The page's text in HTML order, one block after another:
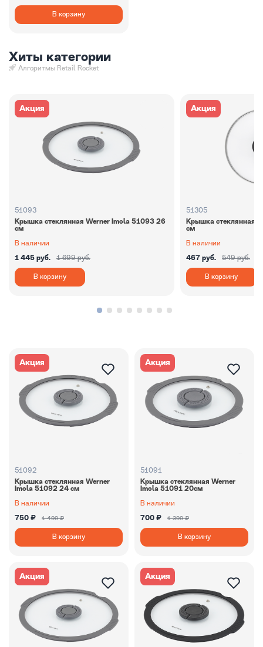
В корзину
Хиты категории
Алгоритмы Retail Rocket
Акция
51093
Крышка стеклянная Werner Imola 51093 26
см
В наличии
1 445 руб. 1 699 руб.
В корзину
Акция
51305
Крышка стеклянная
см
В наличии
467 руб. 549 руб.
В корзину
Акция
51092
Крышка стеклянная Werner
Imola 51092 24 см
В наличии
750 ₽ 1 499 ₽
В корзину
Акция
51091
Крышка стеклянная Werner
Imola 51091 20см
В наличии
700 ₽ 1 399 ₽
В корзину
Акция Акция